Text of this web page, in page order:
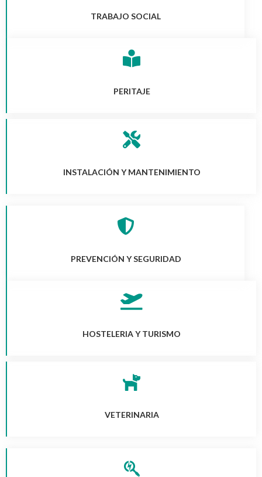
TRABAJO SOCIAL
PERITAJE
INSTALACIÓN Y MANTENIMIENTO
PREVENCIÓN Y SEGURIDAD
HOSTELERIA Y TURISMO
VETERINARIA